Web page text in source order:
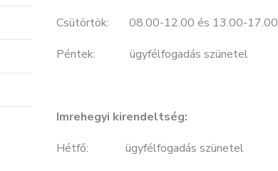
Csütörtök: 08.00-12.00 és 13.00-17.00
Péntek: ügyfélfogadás szünetel
Imrehegyi kirendeltség:
Hétfő: ügyfélfogadás szünetel